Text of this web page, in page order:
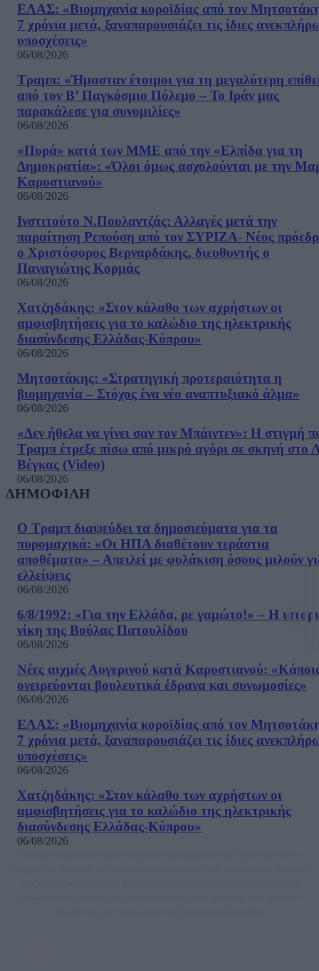
ΕΛΑΣ: «Βιομηχανία κοροϊδίας από τον
7 χρόνια μετά, ξαναπαρουσιάζει τις ίδιες
υποσχέσεις»
06/08/2026
Τραμπ: «Ήμασταν έτοιμοι για τη μεγαλύτερη
από τον Β’ Παγκόσμιο Πόλεμο – Το Ιράν μας
παρακάλεσε για συνομιλίες»
06/08/2026
«Πυρά» κατά των ΜΜΕ από την «Ελπίδα για τη
Δημοκρατία»: «Όλοι όμως ασχολούνται με την
Καρυστιανού»
06/08/2026
Ινστιτούτο Ν.Πουλαντζάς: Αλλαγές μετά την
παραίτηση Ρεπούση από τον ΣΥΡΙΖΑ- Νέος
ο Χριστόφορος Βερναρδάκης, διευθυντής ο
Παναγιώτης Κορμάς
06/08/2026
Χατζηδάκης: «Στον κάλαθο των αχρήστων οι
αμφισβητήσεις για το καλώδιο της ηλεκτρικής
διασύνδεσης Ελλάδας-Κύπρου»
06/08/2026
Μητσοτάκης: «Στρατηγική προτεραιότητα η
βιομηχανία – Στόχος ένα νέο αναπτυξιακό άλμα»
06/08/2026
«Δεν ήθελα να γίνει σαν τον Μπάιντεν»: Η στιγμή
Τραμπ έτρεξε πίσω από μικρό αγόρι σε σκηνή στο
Βέγκας (Video)
06/08/2026
ΔΗΜΟΦΙΛΗ
Ο Τραμπ διαψεύδει τα δημοσιεύματα για τα
πυρομαχικά: «Οι ΗΠΑ διαθέτουν τεράστια
αποθέματα» – Απειλεί με φυλάκιση όσους μιλούν
ελλείψεις
06/08/2026
6/8/1992: «Για την Ελλάδα, ρε γαμώτο!» – Η
νίκη της Βούλας Πατουλίδου
06/08/2026
Νέες αιχμές Αυγερινού κατά Καρυστιανού:
ονειρεύονται βουλευτικά έδρανα και συνωμοσίες»
06/08/2026
ΕΛΑΣ: «Βιομηχανία κοροϊδίας από τον
7 χρόνια μετά, ξαναπαρουσιάζει τις ίδιες
υποσχέσεις»
06/08/2026
Χατζηδάκης: «Στον κάλαθο των αχρήστων οι
αμφισβητήσεις για το καλώδιο της ηλεκτρικής
διασύνδεσης Ελλάδας-Κύπρου»
06/08/2026